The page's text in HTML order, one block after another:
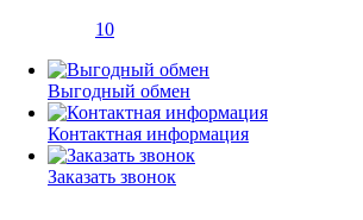
10
Выгодный обмен
Контактная информация
Заказать звонок